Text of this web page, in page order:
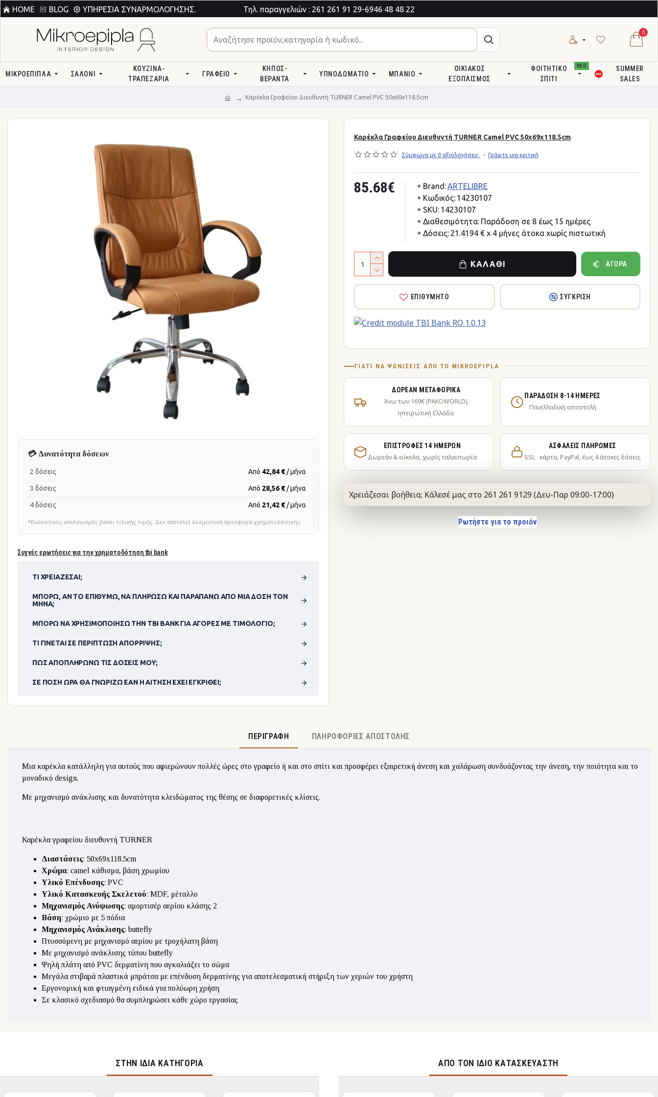
HOME BLOG ΥΠΗΡΕΣΊΑ ΣΥΝΑΡΜΟΛΌΓΗΣΗΣ. Τηλ. παραγγελιών : 261 261 91 29-6946 48 48 22
0
ΜΙΚΡΟΕΠΙΠΛΑ ΣΑΛΌΝΙ
ΚΟΥΖΊΝΑ-
ΤΡΑΠΕΖΑΡΊΑ
ΓΡΑΦΕΊΟ
ΚΉΠΟΣ-
ΒΕΡΆΝΤΑ
ΥΠΝΟΔΩΜΆΤΙΟ ΜΠΆΝΙΟ
ΟΙΚΙΑΚΌΣ
ΕΞΟΠΛΙΣΜΌΣ
ΦΟΙΤΗΤΙΚΌ
ΣΠΊΤΙ
ΝΕΟ
SUMMER
SALES
Καρέκλα Γραφείου Διευθυντή TURNER Camel PVC 50x69x118.5cm
Συχνές ερωτήσεις για την χρηματοδότηση tbi bank
ΤΙ ΧΡΕΙΆΖΕΣΑΙ;
ΜΠΟΡΏ, ΑΝ ΤΟ ΕΠΙΘΥΜΏ, ΝΑ ΠΛΗΡΏΣΩ ΚΑΙ ΠΑΡΑΠΆΝΩ ΑΠΌ ΜΊΑ ΔΌΣΗ ΤΟΝ
ΜΉΝΑ;
ΜΠΟΡΏ ΝΑ ΧΡΗΣΙΜΟΠΟΊΗΣΩ ΤΗΝ TBI BANK ΓΙΑ ΑΓΟΡΈΣ ΜΕ ΤΙΜΟΛΌΓΙΟ;
ΤΙ ΓΊΝΕΤΑΙ ΣΕ ΠΕΡΊΠΤΩΣΗ ΑΠΌΡΡΙΨΗΣ;
ΠΏΣ ΑΠΟΠΛΗΡΏΝΩ ΤΙΣ ΔΌΣΕΙΣ ΜΟΥ;
ΣΕ ΠΌΣΗ ΏΡΑ ΘΑ ΓΝΩΡΊΖΩ ΕΆΝ Η ΑΊΤΗΣΗ ΈΧΕΙ ΕΓΚΡΙΘΕΊ;
💳 Δυνατότητα δόσεων
2 δόσεις Από 42,84 € / μήνα
3 δόσεις Από 28,56 € / μήνα
4 δόσεις Από 21,42 € / μήνα
*Ενδεικτικός υπολογισμός βάσει τελικής τιμής. Δεν αποτελεί δεσμευτική προσφορά χρηματοδότησης.
Καρέκλα Γραφείου Διευθυντή TURNER Camel PVC 50x69x118.5cm
Σύμφωνα με 0 αξιολογήσεις. - Γράψτε μια κριτική
85.68€ Brand:ARTELIBRE
Κωδικός: 14230107
SKU: 14230107
Διαθεσιμότητα: Παράδοση σε 8 έως 15 ημέρες
Δόσεις: 21.4194 € x 4 μήνες άτοκα χωρίς πιστωτική
ΚΑΛΆΘΙ ΑΓΟΡΆ
ΕΠΙΘΥΜΗΤΌ ΣΎΓΚΡΙΣΗ
ΓΙΑΤΊ ΝΑ ΨΩΝΊΣΕΙΣ ΑΠΌ ΤΟ MIKROEPIPLA
ΔΩΡΕΆΝ ΜΕΤΑΦΟΡΙΚΆ
Άνω των 169€ (PAKOWORLD),
ηπειρωτική Ελλάδα
ΠΑΡΆΔΟΣΗ 8-14 ΗΜΈΡΕΣ
Πανελλαδική αποστολή
ΕΠΙΣΤΡΟΦΈΣ 14 ΗΜΕΡΏΝ
Δωρεάν & εύκολα, χωρίς ταλαιπωρία
ΑΣΦΑΛΕΊΣ ΠΛΗΡΩΜΈΣ
SSL · κάρτα, PayPal, έως 4 άτοκες δόσεις
Χρειάζεσαι βοήθεια; Κάλεσέ μας στο 261 261 9129 (Δευ-Παρ 09:00-17:00)
Ρωτήστε για το προιόν
ΠΕΡΙΓΡΑΦΉ ΠΛΗΡΟΦΟΡΊΕΣ ΑΠΟΣΤΟΛΉΣ
Μια καρέκλα κατάλληλη για αυτούς που αφιερώνουν πολλές ώρες στο γραφείο ή και στο σπίτι και προσφέρει εξαιρετική άνεση και χαλάρωση συνδυάζοντας την άνεση, την ποιότητα και το
μοναδικό design.
Με μηχανισμό ανάκλισης και δυνατότητα κλειδώματος της θέσης σε διαφορετικές κλίσεις.
Καρέκλα γραφείου διευθυντή TURNER
Διαστάσεις: 50x69x118.5cm
Χρώμα: camel κάθισμα, βάση χρωμίου
Υλικό Επένδυσης: PVC
Υλικό Κατασκευής Σκελετού: MDF, μέταλλο
Μηχανισμός Ανύψωσης: αμορτισέρ αερίου κλάσης 2
Βάση: χρώμιο με 5 πόδια
Μηχανισμός Ανάκλισης: buttefly
Πτυσσόμενη με μηχανισμό αερίου με τροχήλατη βάση
Με μηχανισμό ανάκλισης τύπου buttefly
Ψηλή πλάτη από PVC δερματίνη που αγκαλιάζει το σώμα
Μεγάλα στιβαρά πλαστικά μπράτσα με επένδυση δερματίνης για αποτελεσματική στήριξη των χεριών του χρήστη
Εργονομική και φτιαγμένη ειδικά για πολύωρη χρήση
Σε κλασικό σχεδιασμό θα συμπληρώσει κάθε χώρο εργασίας
ΣΤΉΝ ΊΔΙΑ ΚΑΤΗΓΟΡΊΑ ΑΠΌ ΤΟΝ ΊΔΙΟ ΚΑΤΑΣΚΕΥΑΣΤΉ